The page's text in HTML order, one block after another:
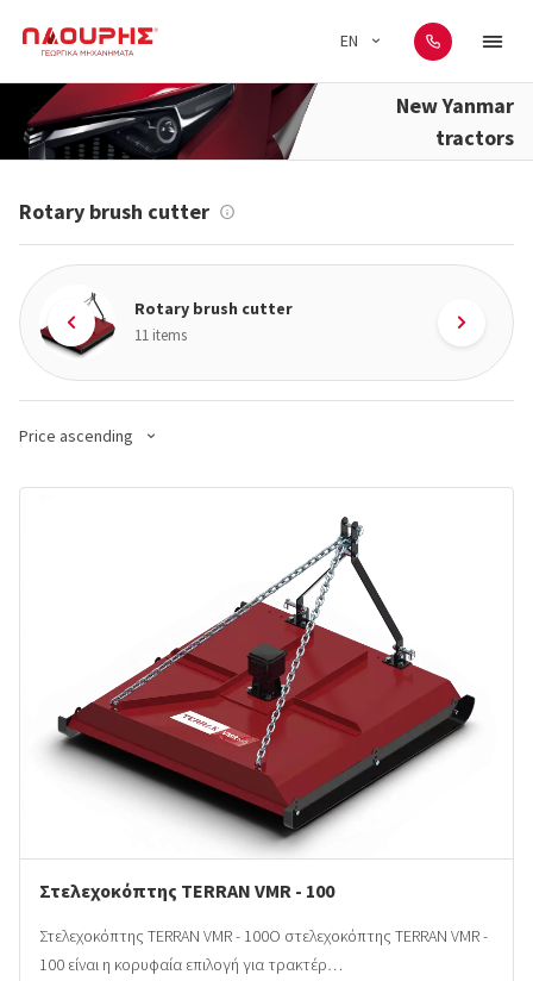
EN
New Yanmar
tractors
Rotary brush cutter
Rotary brush cutter
11 items
Price ascending
Στελεχοκόπτης TERRAN VMR - 100
Στελεχοκόπτης TERRAN VMR - 100Ο στελεχοκόπτης TERRAN VMR -
100 είναι η κορυφαία επιλογή για τρακτέρ…